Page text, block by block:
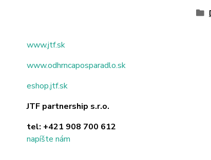
www.jtf.sk
www.odhrncaposparadlo.sk
eshop.jtf.sk
JTF partnership s.r.o.
tel: +421 908 700 612
napíšte nám